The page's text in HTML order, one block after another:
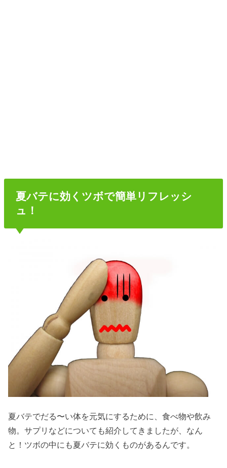
夏バテに効くツボで簡単リフレッシ
ュ！
夏バテでだる〜い体を元気にするために、食べ物や飲み
物。サプリなどについても紹介してきましたが、なん
と！ツボの中にも夏バテに効くものがあるんです。